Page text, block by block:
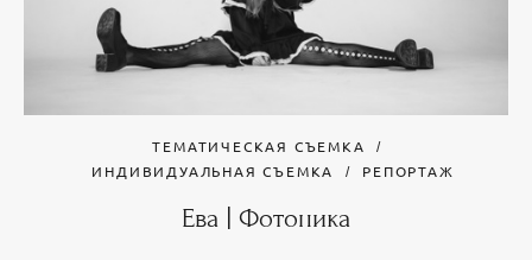
ТЕМАТИЧЕСКАЯ СЪЕМКА
ИНДИВИДУАЛЬНАЯ СЪЕМКА
РЕПОРТАЖ
Ева | Фотоника